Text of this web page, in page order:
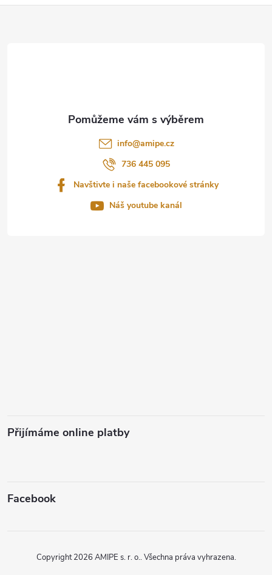
info@amipe.cz
736 445 095
Navštivte i naše facebookové stránky
Náš youtube kanál
Přijímáme online platby
Facebook
Copyright 2026 AMIPE s. r. o.. Všechna práva vyhrazena.